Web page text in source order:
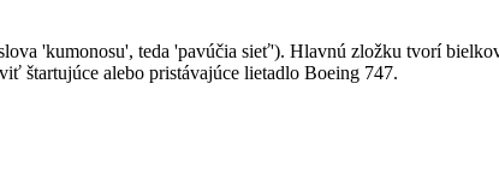
'kumonosu', teda 'pavúčia sieť'). Hlavnú zložku tvorí
štartujúce alebo pristávajúce lietadlo Boeing 747.